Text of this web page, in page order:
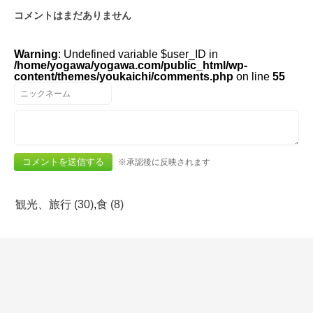
コメントはまだありません
Warning: Undefined variable $user_ID in
/home/yogawa/yogawa.com/public_html/wp-
content/themes/youkaichi/comments.php on line 55
※承認後に反映されます
観光、旅行 (30),食 (8)